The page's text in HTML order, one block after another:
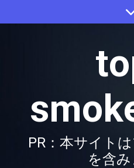
to
PR：本サイト
を含み